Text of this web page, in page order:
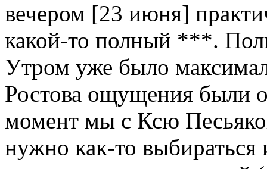
вечером [23 июня]
какой-то полный ***.
Утром уже было
Ростова ощущения были
момент мы с Ксю
нужно как-то выбираться